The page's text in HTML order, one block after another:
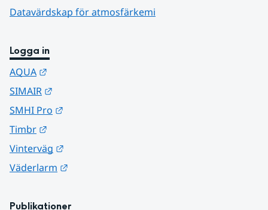
Datavärdskap för atmosfärkemi
Logga in
AQUA
SIMAIR
SMHI Pro
Timbr
Vinterväg
Väderlarm
Publikationer